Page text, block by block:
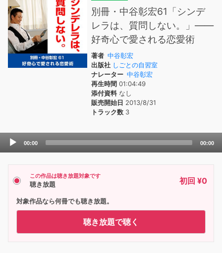
別冊・中谷彰宏61「シンデ
レラは、質問しない。」――
好奇心で愛される恋愛術
著者 中谷彰宏
出版社 しごとの自習室
ナレーター 中谷彰宏
再生時間 01:04:49
添付資料なし
販売開始日 2013/8/31
トラック数 3
Audio
00:00 00:00
この作品は聴き放題対象です
聴き放題 初回 ¥0
対象作品なら何冊でも聴き放題。
聴き放題で聴く